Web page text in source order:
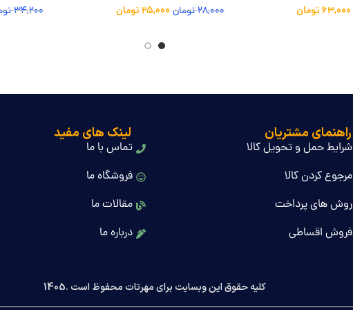
63,000تومان 28,000تومان 25,000 تومان گرم
34,200
راهنمای مشتریان
شرایط حمل و تحویل کالا
مرجوع کردن کالا
روش های پرداخت
فروش اقساطی
لینک های مفید
تماس با ما
فروشگاه ما
مقالات ما
درباره ما
کلیه حقوق این وبسایت برای مهرتات محفوظ است .1405